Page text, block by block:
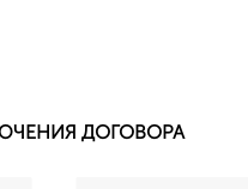
ДОГОВОРА